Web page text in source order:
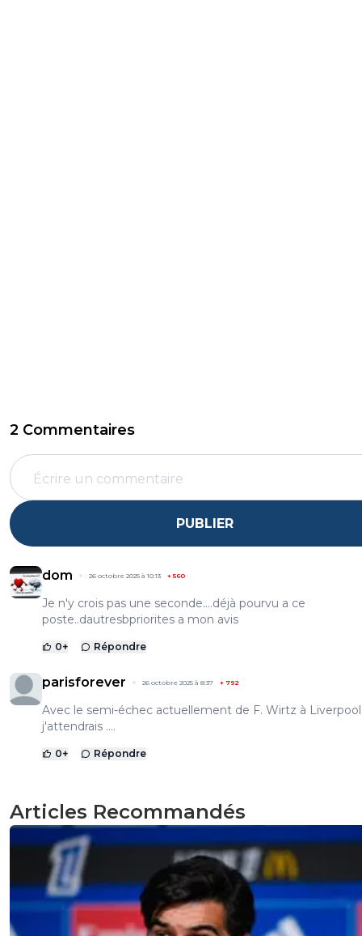
2 Commentaires
PUBLIER
dom 26 octobre 2025 à 10:13 +560
Je n'y crois pas une seconde....déjà pourvu a ce
poste..dautresbpriorites a mon avis
0+ Répondre
parisforever 26 octobre 2025 à 8:37 + 792
Avec le semi-échec actuellement de F. Wirtz à Liverpool
j'attendrais ....
0+ Répondre
Articles Recommandés